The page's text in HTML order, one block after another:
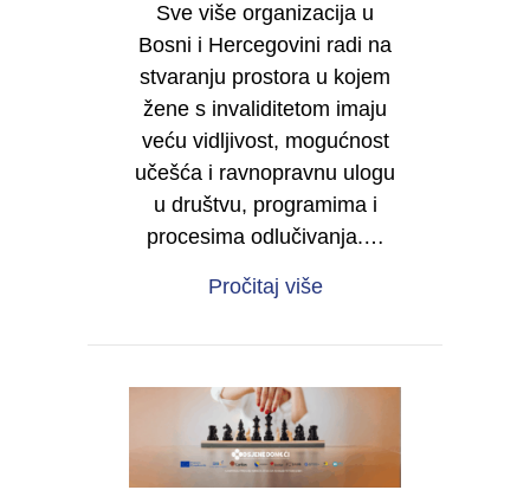
Sve više organizacija u
Bosni i Hercegovini radi na
stvaranju prostora u kojem
žene s invaliditetom imaju
veću vidljivost, mogućnost
učešća i ravnopravnu ulogu
u društvu, programima i
procesima odlučivanja.…
Pročitaj višeabout Želite da i